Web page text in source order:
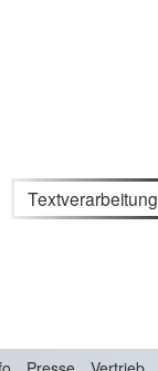
Textverarbeitung